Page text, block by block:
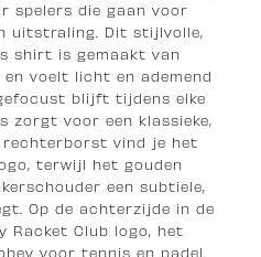
spelers die gaan voor
uitstraling. Dit stijlvolle,
shirt is gemaakt van
voelt licht en ademend
blijft tijdens elke
zorgt voor een klassieke,
rechterborst vind je het
terwijl het gouden
een subtiele,
Op de achterzijde in de
Racket Club logo, het
voor tennis en padel.